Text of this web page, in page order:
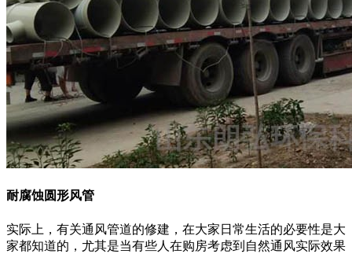
耐腐蚀圆形风管
实际上，有关通风管道的修建，在大家日常生活的必要性是大
家都知道的，尤其是当有些人在购房考虑到自然通风实际效果